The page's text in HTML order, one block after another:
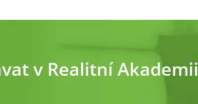
v Realitní Akademii